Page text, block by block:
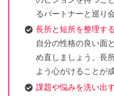
るパートナーと巡り
長所と短所を整理する
自分の性格の良い面
め直しましょう。長
よう心がけることが
課題や悩みを洗い出